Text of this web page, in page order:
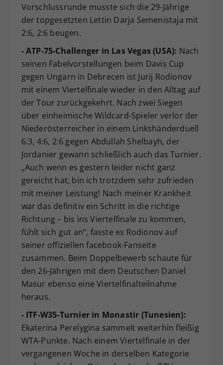
Vorschlussrunde musste sich die 29-Jährige
der topgesetzten Lettin Darja Semenistaja mit
2:6, 2:6 beugen.
- ATP-75-Challenger in Las Vegas (USA): Nach
seinen Fabelvorstellungen beim Davis Cup
gegen Ungarn in Debrecen ist Jurij Rodionov
mit einem Viertelfinale wieder in den Alltag auf
der Tour zurückgekehrt. Nach zwei Siegen
über einheimische Wildcard-Spieler verlor der
Niederösterreicher in einem Linkshänderduell
6:3, 4:6, 2:6 gegen Abdullah Shelbayh, der
Jordanier gewann schließlich auch das Turnier.
„Auch wenn es gestern leider nicht ganz
gereicht hat, bin ich trotzdem sehr zufrieden
mit meiner Leistung! Nach meiner Krankheit
war das definitiv ein Schritt in die richtige
Richtung – bis ins Viertelfinale zu kommen,
fühlt sich gut an“, fasste es Rodionov auf
seiner offiziellen facebook-Fanseite
zusammen. Beim Doppelbewerb schaute für
den 26-Jährigen mit dem Deutschen Daniel
Masur ebenso eine Viertelfinalteilnahme
heraus.
- ITF-W35-Turnier in Monastir (Tunesien):
Ekaterina Perelygina sammelt weiterhin fleißig
WTA-Punkte. Nach einem Viertelfinale in der
vergangenen Woche in derselben Kategorie